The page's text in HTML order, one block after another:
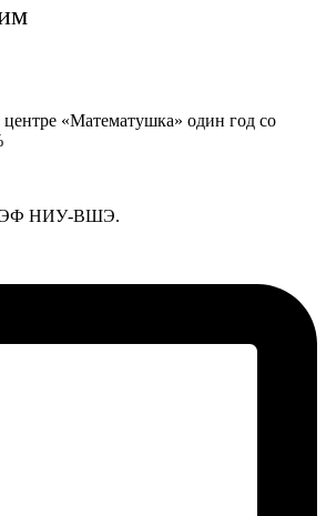
«Математушка» один год со
НИУ-ВШЭ.